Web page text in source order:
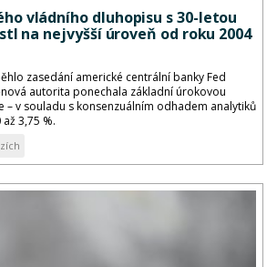
vládního dluhopisu s 30-letou
na nejvyšší úroveň od roku 2004
zasedání americké centrální banky Fed
autorita ponechala základní úrokovou
– v souladu s konsenzuálním odhadem analytiků
3,75 %.